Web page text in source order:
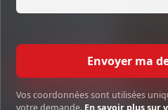
Envoyer ma
Vos coordonnées sont utilisées